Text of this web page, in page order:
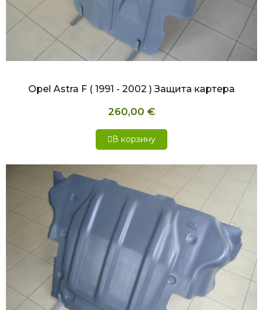
БЫСТРЫЙ ПРОСМОТР
Opel Astra F ( 1991 - 2002 ) Защита картера
260,00 €
В корзину